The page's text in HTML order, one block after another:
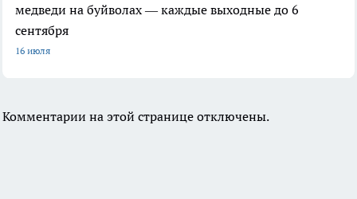
медведи на буйволах — каждые выходные до 6
сентября
16 июля
Комментарии на этой странице отключены.